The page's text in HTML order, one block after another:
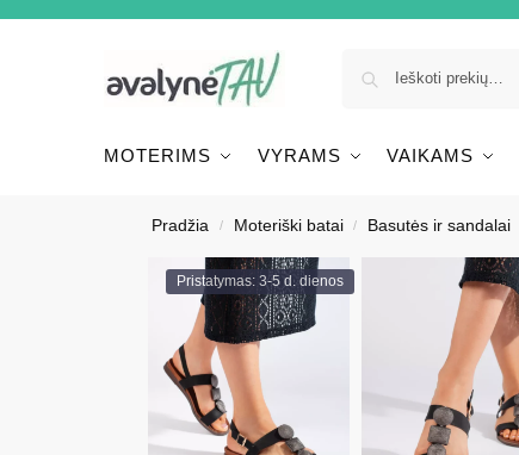
MOTERIMS VYRAMS VAIKAMS
Pradžia / Moteriški batai / Basutės ir sandalai
Pristatymas: 3-5 d. dienos